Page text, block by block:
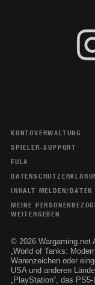
KONTOVERWALTUNG
SPIELER-SUPPORT
EULA
INHALT MELDEN/DATEN
MEINE
WEITERGEBEN
© 2026 Wargaming.net
„World of Tanks:
Warenzeichen oder
USA und anderen
„PlayStation“, das